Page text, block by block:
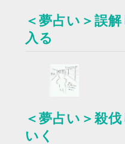
＜夢占い＞誤
入る
＜夢占い＞殺
いく